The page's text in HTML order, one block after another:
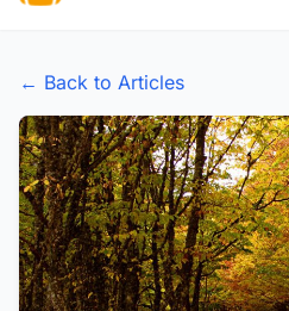
← Back to Articles